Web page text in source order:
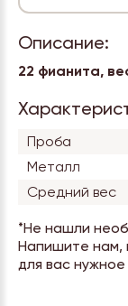
Описание:
22 фианита,
Проба
Металл
Средний вес
*Не нашли
Напишите нам,
для вас нужное